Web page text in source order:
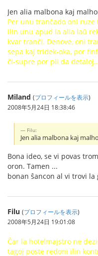
Jen alia malbona kaj
Per unu tranĉado oni
ilin unu apud la alia laŭ
kvar tranĉi. Denove, oni
sepa kaj tridek-oka, por
ĉi-supre por pli da
Miland (プロフィールを表示)
2008年5月24日 18:38:46
Filu:
Jen alia malbona kaj
Bona ideo, se vi povas
oron. Tamen ...
bonan ŝancon al vi trovi la
Filu (プロフィールを表示)
2008年5月24日 19:01:08
Ĉar la hotelmajstro ne
tagoj poste redoni ilin